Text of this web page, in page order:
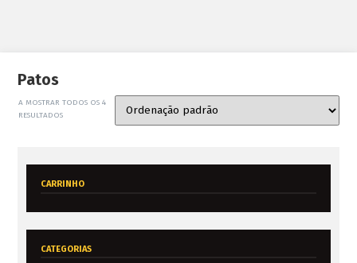
Patos
A MOSTRAR TODOS OS 4
RESULTADOS
CARRINHO
CATEGORIAS